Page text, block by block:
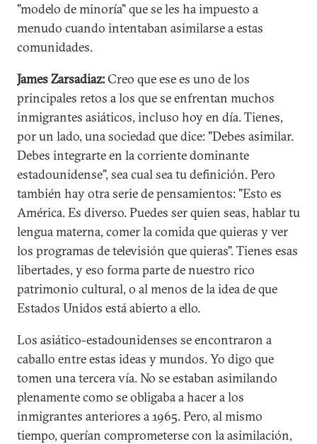
"modelo de minoría" que se les ha impuesto a
menudo cuando intentaban asimilarse a estas
comunidades.
James Zarsadiaz:Creo que ese es uno de los
principales retos a los que se enfrentan muchos
inmigrantes asiáticos, incluso hoy en día. Tienes,
por un lado, una sociedad que dice: "Debes asimilar.
Debes integrarte en la corriente dominante
estadounidense", sea cual sea tu definición. Pero
también hay otra serie de pensamientos: "Esto es
América. Es diverso. Puedes ser quien seas, hablar tu
lengua materna, comer la comida que quieras y ver
los programas de televisión que quieras". Tienes esas
libertades, y eso forma parte de nuestro rico
patrimonio cultural, o al menos de la idea de que
Estados Unidos está abierto a ello.
Los asiático-estadounidenses se encontraron a
caballo entre estas ideas y mundos. Yo digo que
tomen una tercera vía. No se estaban asimilando
plenamente como se obligaba a hacer a los
inmigrantes anteriores a 1965. Pero, al mismo
tiempo, querían comprometerse con la asimilación,